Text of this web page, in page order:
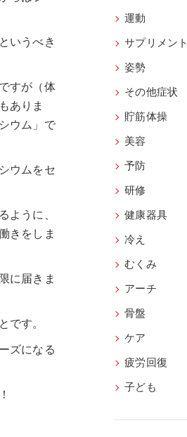
いうべき
すが（体
ありま
ウム」で
ウムをセ
うに、
きをしま
に届きま
す。
ズになる
運動
サプリメント
姿勢
その他症状
貯筋体操
美容
予防
研修
健康器具
冷え
むくみ
アーチ
骨盤
ケア
疲労回復
子ども